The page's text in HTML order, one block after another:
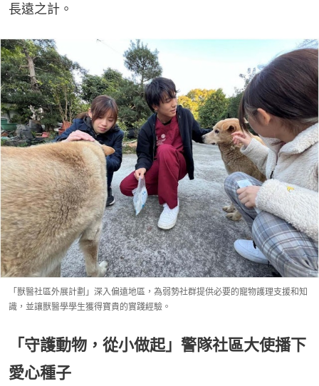
長遠之計。
「獸醫社區外展計劃」深入偏遠地區，為弱勢社群提供必要的寵物護理支援和知
識，並讓獸醫學學生獲得寶貴的實踐經驗。
「守護動物，從小做起」警隊社區大使播下
愛心種子